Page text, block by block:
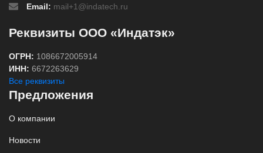
Email: mail+1@indatech.ru
Реквизиты ООО «Индатэк»
ОГРН: 1086672005914
ИНН: 6672263629
Все реквизиты
Предложения
О компании
Новости